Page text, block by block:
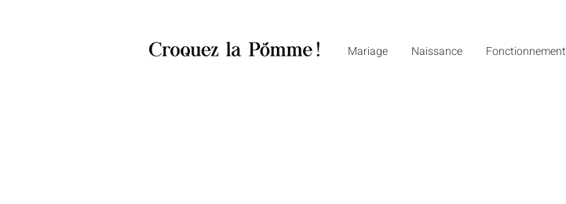
Mariage Naissance Fonctionnement